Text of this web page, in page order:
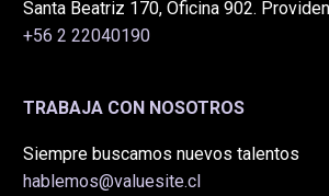
Santa Beatriz 170, Oficina 902.
+56 2 22040190
TRABAJA CON NOSOTROS
Siempre buscamos nuevos talentos
hablemos@valuesite.cl